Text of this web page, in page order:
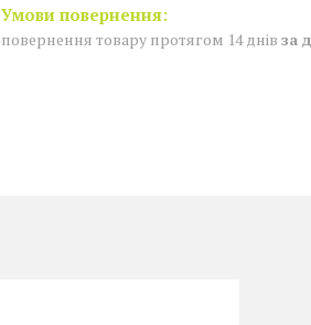
повернення товару протягом 14 днів за